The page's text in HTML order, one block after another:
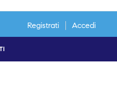
Registrati Accedi